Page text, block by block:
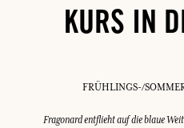
KURS IN
FRÜHLINGS-/
Fragonard entflieht auf die blaue